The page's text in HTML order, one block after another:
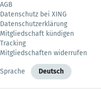
AGB
Datenschutz bei XING
Datenschutzerklärung
Mitgliedschaft kündigen
Tracking
Mitgliedschaften widerrufen
Sprache Deutsch